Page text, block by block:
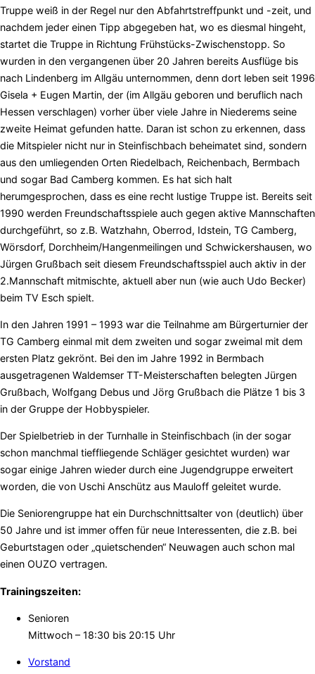
Truppe weiß in der Regel nur den Abfahrtstreffpunkt und -zeit, und
nachdem jeder einen Tipp abgegeben hat, wo es diesmal hingeht,
startet die Truppe in Richtung Frühstücks-Zwischenstopp. So
wurden in den vergangenen über 20 Jahren bereits Ausflüge bis
nach Lindenberg im Allgäu unternommen, denn dort leben seit 1996
Gisela + Eugen Martin, der (im Allgäu geboren und beruflich nach
Hessen verschlagen) vorher über viele Jahre in Niederems seine
zweite Heimat gefunden hatte. Daran ist schon zu erkennen, dass
die Mitspieler nicht nur in Steinfischbach beheimatet sind, sondern
aus den umliegenden Orten Riedelbach, Reichenbach, Bermbach
und sogar Bad Camberg kommen. Es hat sich halt
herumgesprochen, dass es eine recht lustige Truppe ist. Bereits seit
1990 werden Freundschaftsspiele auch gegen aktive Mannschaften
durchgeführt, so z.B. Watzhahn, Oberrod, Idstein, TG Camberg,
Wörsdorf, Dorchheim/Hangenmeilingen und Schwickershausen, wo
Jürgen Grußbach seit diesem Freundschaftsspiel auch aktiv in der
2.Mannschaft mitmischte, aktuell aber nun (wie auch Udo Becker)
beim TV Esch spielt.
In den Jahren 1991 – 1993 war die Teilnahme am Bürgerturnier der
TG Camberg einmal mit dem zweiten und sogar zweimal mit dem
ersten Platz gekrönt. Bei den im Jahre 1992 in Bermbach
ausgetragenen Waldemser TT-Meisterschaften belegten Jürgen
Grußbach, Wolfgang Debus und Jörg Grußbach die Plätze 1 bis 3
in der Gruppe der Hobbyspieler.
Der Spielbetrieb in der Turnhalle in Steinfischbach (in der sogar
schon manchmal tieffliegende Schläger gesichtet wurden) war
sogar einige Jahren wieder durch eine Jugendgruppe erweitert
worden, die von Uschi Anschütz aus Mauloff geleitet wurde.
Die Seniorengruppe hat ein Durchschnittsalter von (deutlich) über
50 Jahre und ist immer offen für neue Interessenten, die z.B. bei
Geburtstagen oder „quietschenden“ Neuwagen auch schon mal
einen OUZO vertragen.
Trainingszeiten:
Senioren
Mittwoch – 18:30 bis 20:15 Uhr
Vorstand